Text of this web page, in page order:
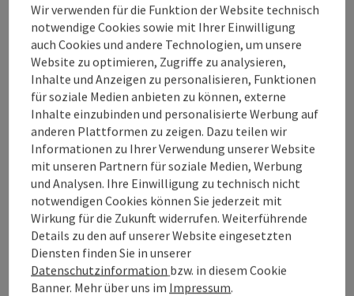
plötzlich länger schläft als geplant.
Da startet der Tag gemütlich im Bademantel.
Zwischendurch ein Saunagang, a Massage oder einfach
nix tun.
Und draußen warten sanfte Hügel, stille Wege und
genug Ruhe für klare Gedanken.
Ob Wellnesswochenende, kleine Auszeit oder ein paar
Tage nur für dich – hier darf man’s langsam angehen.
Ganz ohne schlechtes Gewissen.
Und genau so fühlt sich’s eigentlich richtig an.
Zur Entspannung
Wir verwenden für die Funktion der Website technisch
notwendige Cookies sowie mit Ihrer Einwilligung
auch Cookies und andere Technologien, um unsere
Website zu optimieren, Zugriffe zu analysieren,
Inhalte und Anzeigen zu personalisieren, Funktionen
für soziale Medien anbieten zu können, externe
Inhalte einzubinden und personalisierte Werbung auf
anderen Plattformen zu zeigen. Dazu teilen wir
Informationen zu Ihrer Verwendung unserer Website
mit unseren Partnern für soziale Medien, Werbung
und Analysen. Ihre Einwilligung zu technisch nicht
notwendigen Cookies können Sie jederzeit mit
Wirkung für die Zukunft widerrufen. Weiterführende
Details zu den auf unserer Website eingesetzten
Diensten finden Sie in unserer
Datenschutzinformation bzw. in diesem Cookie
Banner. Mehr über uns im Impressum.